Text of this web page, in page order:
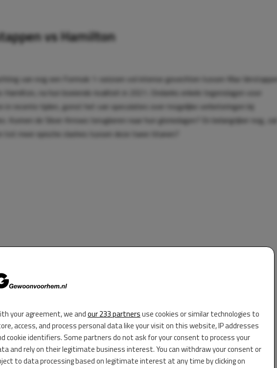
your agreement, we andour 233 partnersuse cookies or similar technologies to
access, and process personal data like your visit on this website, IP addresses
cookie identifiers. Some partners do not ask for your consent to process your
and rely on their legitimate business interest. You can withdraw your consent or
to data processing based on legitimate interest at any time by clicking on
vs Hamilton
van nog een Formule 1
-seizoen vol intense gevechten tussen Max Verstappen
Hamilton, na hun boeiende rivaliteit in 2021. Ondanks enkele tegenslagen voor
in recente tijden, gonst het van speculaties over mogelijke verbeteringen bij
Kunnen de Silver Arrows terugkeren naar hun gloriedagen? En belangrijker nog, zal
tot meer epische clashes tussen deze twee titanen?
vs Tsunoda
van Sergio Pérez’ contract neemt de druk toe bij Visa Cash App RB,